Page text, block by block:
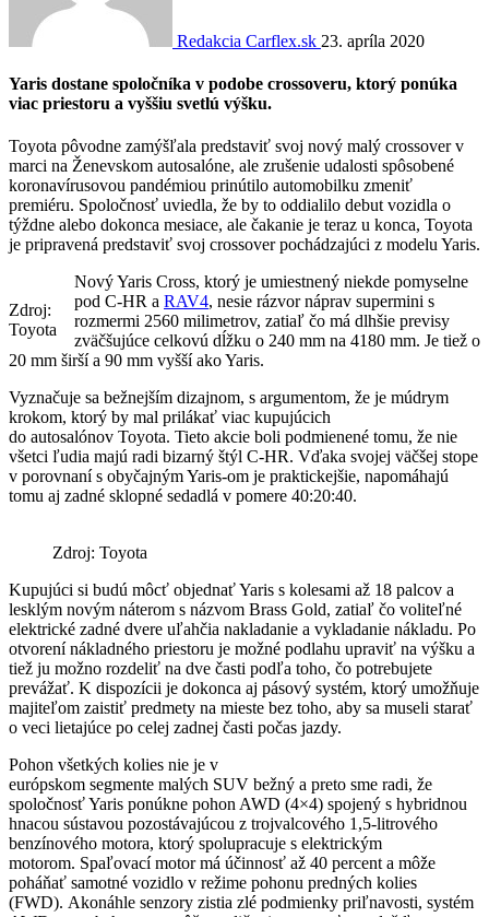
Redakcia Carflex.sk 23. apríla 2020
Yaris dostane spoločníka v podobe crossoveru, ktorý ponúka
viac priestoru a vyššiu svetlú výšku.
Toyota pôvodne zamýšľala predstaviť svoj nový malý crossover v
marci na Ženevskom autosalóne, ale zrušenie udalosti spôsobené
koronavírusovou pandémiou prinútilo automobilku zmeniť
premiéru. Spoločnosť uviedla, že by to oddialilo debut vozidla o
týždne alebo dokonca mesiace, ale čakanie je teraz u konca, Toyota
je pripravená predstaviť svoj crossover pochádzajúci z modelu Yaris.
Zdroj:
Toyota
Nový Yaris Cross, ktorý je umiestnený niekde pomyselne
pod C-HR a RAV4, nesie rázvor náprav supermini s
rozmermi 2560 milimetrov, zatiaľ čo má dlhšie previsy
zväčšujúce celkovú dĺžku o 240 mm na 4180 mm. Je tiež o
20 mm širší a 90 mm vyšší ako Yaris.
Vyznačuje sa bežnejším dizajnom, s argumentom, že je múdrym
krokom, ktorý by mal prilákať viac kupujúcich
do autosalónov Toyota. Tieto akcie boli podmienené tomu, že nie
všetci ľudia majú radi bizarný štýl C-HR. Vďaka svojej väčšej stope
v porovnaní s obyčajným Yaris-om je praktickejšie, napomáhajú
tomu aj zadné sklopné sedadlá v pomere 40:20:40.
Zdroj: Toyota
Kupujúci si budú môcť objednať Yaris s kolesami až 18 palcov a
lesklým novým náterom s názvom Brass Gold, zatiaľ čo voliteľné
elektrické zadné dvere uľahčia nakladanie a vykladanie nákladu. Po
otvorení nákladného priestoru je možné podlahu upraviť na výšku a
tiež ju možno rozdeliť na dve časti podľa toho, čo potrebujete
prevážať. K dispozícii je dokonca aj pásový systém, ktorý umožňuje
majiteľom zaistiť predmety na mieste bez toho, aby sa museli starať
o veci lietajúce po celej zadnej časti počas jazdy.
Pohon všetkých kolies nie je v
európskom segmente malých SUV bežný a preto sme radi, že
spoločnosť Yaris ponúkne pohon AWD (4×4) spojený s hybridnou
hnacou sústavou pozostávajúcou z trojvalcového 1,5-litrového
benzínového motora, ktorý spolupracuje s elektrickým
motorom. Spaľovací motor má účinnosť až 40 percent a môže
poháňať samotné vozidlo v režime pohonu predných kolies
(FWD). Akonáhle senzory zistia zlé podmienky priľnavosti, systém